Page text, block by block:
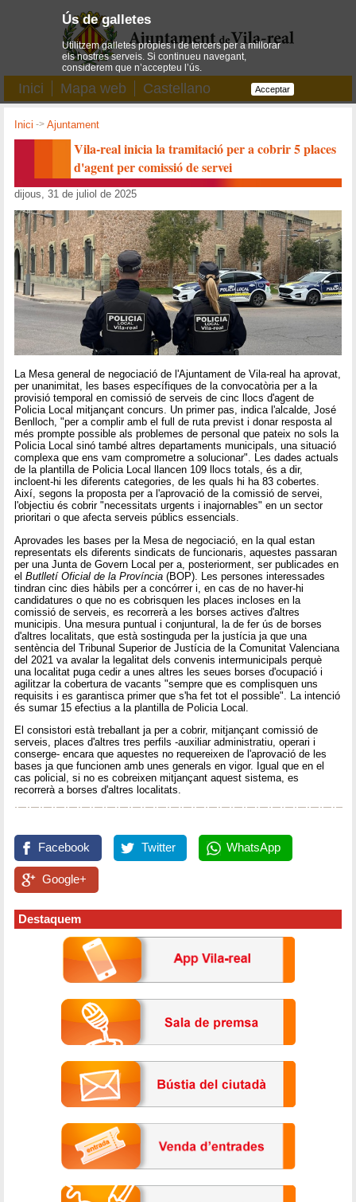
Inici Mapa web Castellano
Inici ->Ajuntament
Vila-real inicia la tramitació per a cobrir 5 places
d'agent per comissió de servei
dijous, 31 de juliol de 2025
La Mesa general de negociació de l'Ajuntament de Vila-real ha aprovat,
per unanimitat, les bases específiques de la convocatòria per a la
provisió temporal en comissió de serveis de cinc llocs d'agent de
Policia Local mitjançant concurs. Un primer pas, indica l'alcalde, José
Benlloch, "per a complir amb el full de ruta previst i donar resposta al
més prompte possible als problemes de personal que pateix no sols la
Policia Local sinó també altres departaments municipals, una situació
complexa que ens vam comprometre a solucionar". Les dades actuals
de la plantilla de Policia Local llancen 109 llocs totals, és a dir,
incloent-hi les diferents categories, de les quals hi ha 83 cobertes.
Així, segons la proposta per a l'aprovació de la comissió de servei,
l'objectiu és cobrir "necessitats urgents i inajornables" en un sector
prioritari o que afecta serveis públics essencials.
Aprovades les bases per la Mesa de negociació, en la qual estan
representats els diferents sindicats de funcionaris, aquestes passaran
per una Junta de Govern Local per a, posteriorment, ser publicades en
elButlletí Oficial de la Província (BOP). Les persones interessades
tindran cinc dies hàbils per a concórrer i, en cas de no haver-hi
candidatures o que no es cobrisquen les places incloses en la
comissió de serveis, es recorrerà a les borses actives d'altres
municipis. Una mesura puntual i conjuntural, la de fer ús de borses
d'altres localitats, que està sostinguda per la justícia ja que una
sentència del Tribunal Superior de Justícia de la Comunitat Valenciana
del 2021 va avalar la legalitat dels convenis intermunicipals perquè
una localitat puga cedir a unes altres les seues borses d'ocupació i
agilitzar la cobertura de vacants "sempre que es complisquen uns
requisits i es garantisca primer que s'ha fet tot el possible". La intenció
és sumar 15 efectius a la plantilla de Policia Local.
El consistori està treballant ja per a cobrir, mitjançant comissió de
serveis, places d'altres tres perfils -auxiliar administratiu, operari i
conserge- encara que aquestes no requereixen de l'aprovació de les
bases ja que funcionen amb unes generals en vigor. Igual que en el
cas policial, si no es cobreixen mitjançant aquest sistema, es
recorrerà a borses d'altres localitats.
Facebook Twitter WhatsApp
Google+
Destaquem
Ús de galletes
Utilitzem galletes pròpies i de tercers per a millorar
els nostres serveis. Si continueu navegant,
considerem que n’accepteu l’ús.
Acceptar